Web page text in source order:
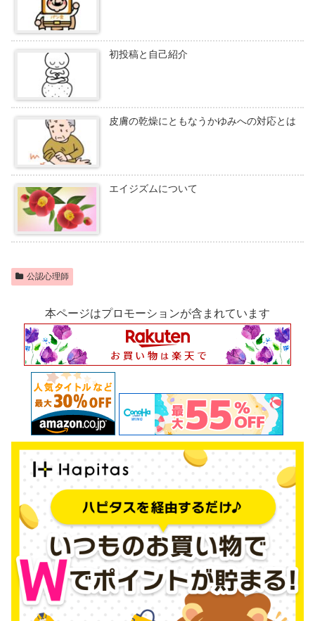
初投稿と自己紹介
皮膚の乾燥にともなうかゆみへの対応とは
エイジズムについて
公認心理師
本ページはプロモーションが含まれています